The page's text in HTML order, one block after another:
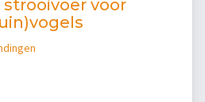
strooivoer voor